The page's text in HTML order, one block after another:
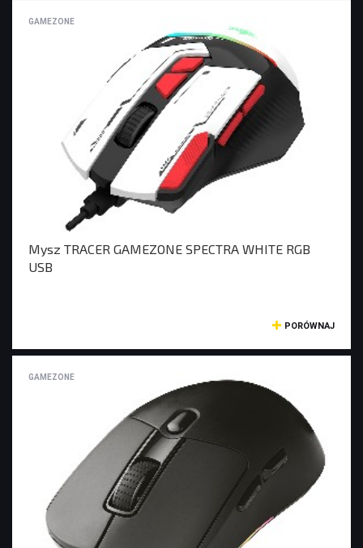
GAMEZONE
Mysz TRACER GAMEZONE SPECTRA WHITE RGB
USB
PORÓWNAJ
GAMEZONE